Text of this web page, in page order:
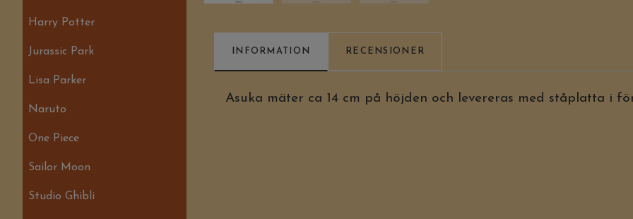
Harry Potter
Jurassic Park
Lisa Parker
Naruto
One Piece
Sailor Moon
Studio Ghibli
INFORMATION RECENSIONER
Asuka mäter ca 14 cm på höjden och levereras med ståplatta i